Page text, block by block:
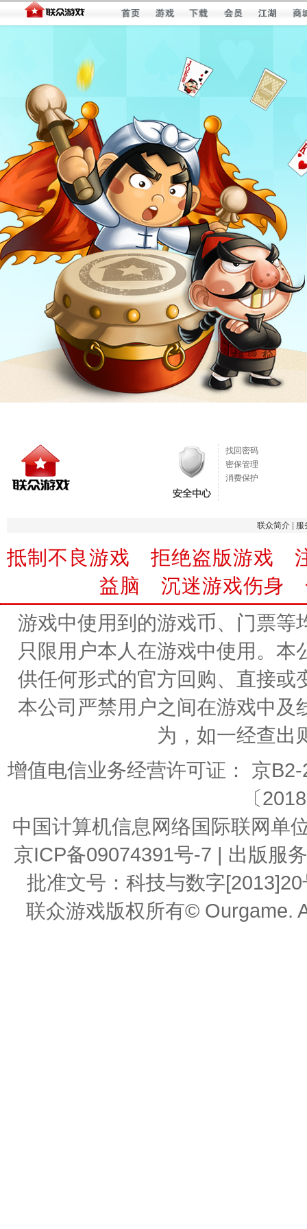
找回密码
密保管理
消费保护
联众简介| 服
抵制不良游戏 拒绝盗版游戏
益脑 沉迷游戏伤身
游戏中使用到的游戏币、门票等
只限用户本人在游戏中使用。
供任何形式的官方回购、直接或
本公司严禁用户之间在游戏中及
为，如一经查出
增值电信业务经营许可证： 京
〔
中国计算机信息网络国际联网单
京ICP备09074391号-7 | 出版服
批准文号：科技与数字
联众游戏版权所有© Ourgame.